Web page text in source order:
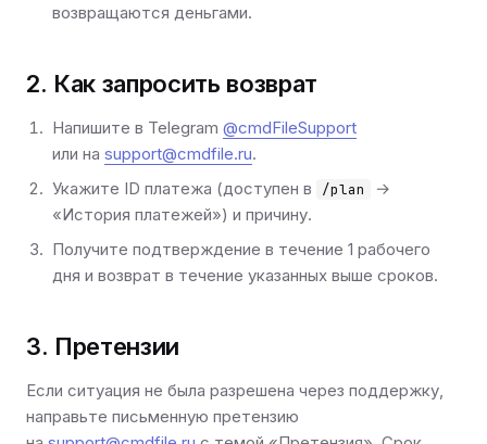
возвращаются деньгами.
2. Как запросить возврат
Напишите в Telegram @cmdFileSupport
или на support@cmdfile.ru.
Укажите ID платежа (доступен в
/plan
→
«История платежей») и причину.
Получите подтверждение в течение 1 рабочего
дня и возврат в течение указанных выше сроков.
3. Претензии
Если ситуация не была разрешена через поддержку,
направьте письменную претензию